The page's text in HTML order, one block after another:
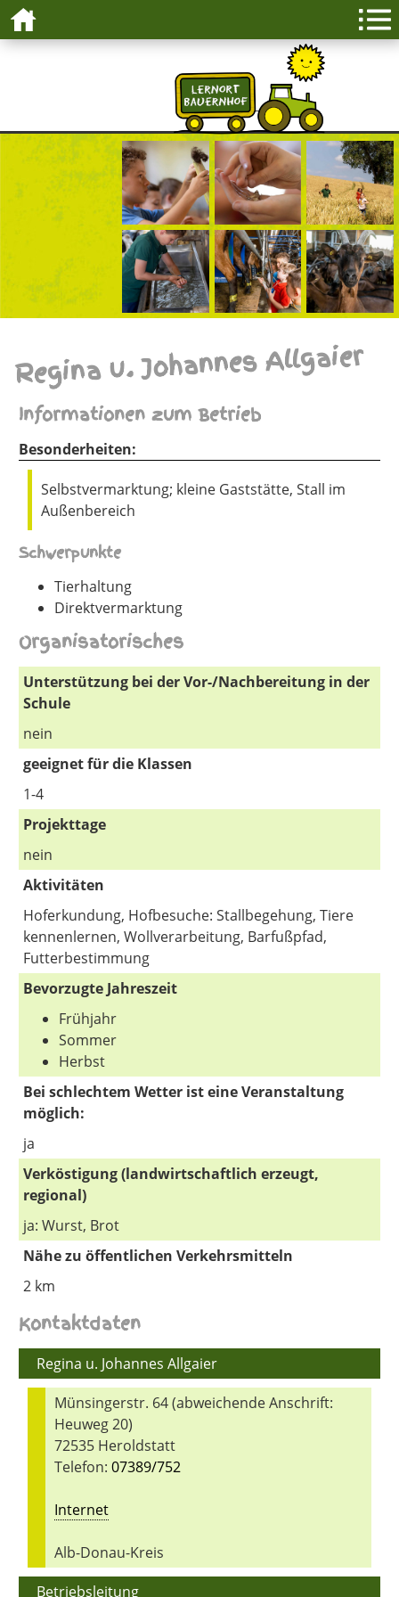
Regina u. Johannes Allgaier
Informationen zum Betrieb
Besonderheiten:
Selbstvermarktung; kleine Gaststätte, Stall im
Außenbereich
Schwerpunkte
Tierhaltung
Direktvermarktung
Organisatorisches
Unterstützung bei der Vor-/Nachbereitung in der
Schule
nein
geeignet für die Klassen
1-4
Projekttage
nein
Aktivitäten
Hoferkundung, Hofbesuche: Stallbegehung, Tiere
kennenlernen, Wollverarbeitung, Barfußpfad,
Futterbestimmung
Bevorzugte Jahreszeit
Frühjahr
Sommer
Herbst
Bei schlechtem Wetter ist eine Veranstaltung
möglich:
ja
Verköstigung (landwirtschaftlich erzeugt,
regional)
ja: Wurst, Brot
Nähe zu öffentlichen Verkehrsmitteln
2 km
Kontaktdaten
Regina u. Johannes Allgaier
Münsingerstr. 64 (abweichende Anschrift:
Heuweg 20)
72535 Heroldstatt
Telefon:07389/752
Internet
Alb-Donau-Kreis
Betriebsleitung